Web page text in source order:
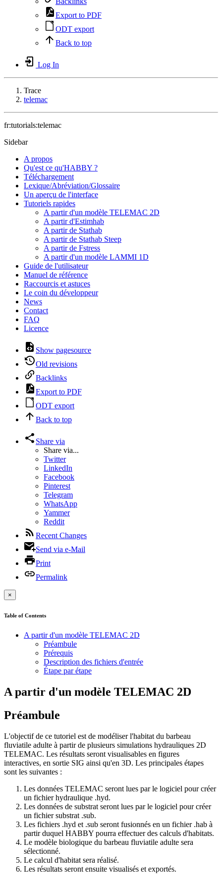
Export to PDF
ODT export
Back to top
Log In
Trace
telemac
fr:tutorials:telemac
Sidebar
A propos
Qu'est ce qu'HABBY ?
Téléchargement
Lexique/Abréviation/Glossaire
Un aperçu de l'interface
Tutoriels rapides
A partir d'un modèle TELEMAC 2D
A partir d'Estimhab
A partir de Stathab
A partir de Stathab Steep
A partir de Fstress
A partir d'un modèle LAMMI 1D
Guide de l'utilisateur
Manuel de référence
Raccourcis et astuces
Le coin du développeur
News
Contact
FAQ
Licence
Show pagesource
Old revisions
Backlinks
Export to PDF
ODT export
Back to top
Share via
Share via...
Twitter
LinkedIn
Facebook
Pinterest
Telegram
WhatsApp
Yammer
Reddit
Recent Changes
Send via e-Mail
Print
Permalink
×
Table of Contents
A partir d'un modèle TELEMAC 2D
Préambule
Prérequis
Description des fichiers d'entrée
Étape par étape
A partir d'un modèle TELEMAC 2D
Préambule
L'objectif de ce tutoriel est de modéliser l'habitat du barbeau
fluviatile adulte à partir de plusieurs simulations hydrauliques 2D
TELEMAC. Les résultats seront visualisables en figures
interactives, en sortie SIG ainsi qu'en 3D. Les principales étapes
sont les suivantes :
Les données TELEMAC seront lues par le logiciel pour créer
un fichier hydraulique .hyd.
Les données de substrat seront lues par le logiciel pour créer
un fichier substrat .sub.
Les fichiers .hyd et .sub seront fusionnés en un fichier .hab à
partir duquel HABBY pourra effectuer des calculs d'habitats.
Le modèle biologique du barbeau fluviatile adulte sera
sélectionné.
Le calcul d'habitat sera réalisé.
Les résultats seront ensuite visualisés et exportés.